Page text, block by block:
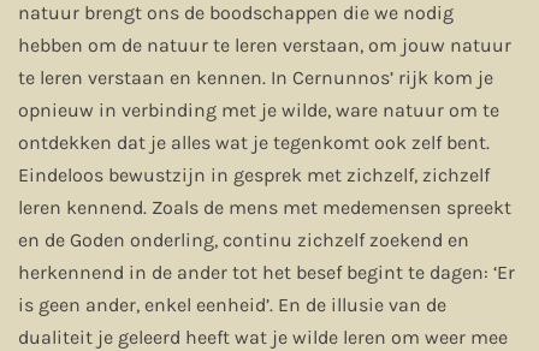
natuur brengt ons de boodschappen die we nodig
hebben om de natuur te leren verstaan, om jouw natuur
te leren verstaan en kennen. In Cernunnos’ rijk kom je
opnieuw in verbinding met je wilde, ware natuur om te
ontdekken dat je alles wat je tegenkomt ook zelf bent.
Eindeloos bewustzijn in gesprek met zichzelf, zichzelf
leren kennend. Zoals de mens met medemensen spreekt
en de Goden onderling, continu zichzelf zoekend en
herkennend in de ander tot het besef begint te dagen: ‘Er
is geen ander, enkel eenheid’. En de illusie van de
dualiteit je geleerd heeft wat je wilde leren om weer mee